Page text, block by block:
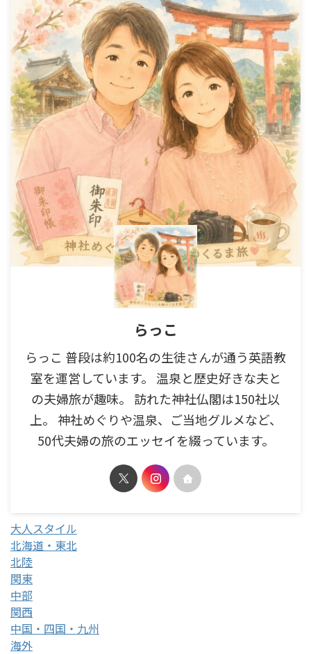
らっこ
らっこ 普段は約100名の生徒さんが通う英語教
室を運営しています。 温泉と歴史好きな夫と
の夫婦旅が趣味。 訪れた神社仏閣は150社以
上。 神社めぐりや温泉、ご当地グルメなど、
50代夫婦の旅のエッセイを綴っています。
大人スタイル
北海道・東北
北陸
関東
中部
関西
中国・四国・九州
海外